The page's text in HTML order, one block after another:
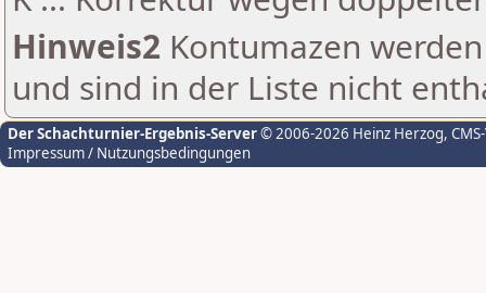
Hinweis2 Kontumazen
und sind in der Liste nicht
Der Schachturnier-Ergebnis-Server© 2006-2026 Heinz Herzog,
Impressum / Nutzungsbedingungen